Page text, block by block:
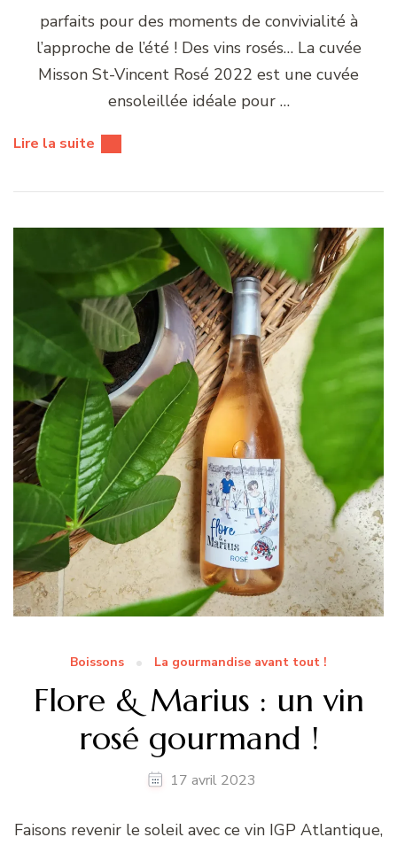
parfaits pour des moments de convivialité à
l’approche de l’été ! Des vins rosés… La cuvée
Misson St-Vincent Rosé 2022 est une cuvée
ensoleillée idéale pour …
Lire la suite
Boissons La gourmandise avant tout !
Flore & Marius : un vin
rosé gourmand !
17 avril 2023
Faisons revenir le soleil avec ce vin IGP Atlantique,